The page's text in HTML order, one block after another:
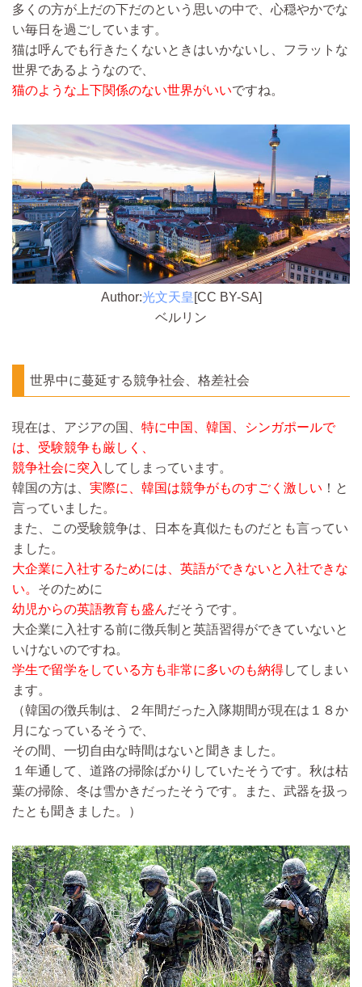
多くの方が上だの下だのという思いの中で、心穏やかでな
い毎日を過ごしています。
猫は呼んでも行きたくないときはいかないし、フラットな
世界であるようなので、
猫のような上下関係のない世界がいいですね。
Author:光文天皇 [CC BY-SA]
ベルリン
世界中に蔓延する競争社会、格差社会
現在は、アジアの国、 特に中国、韓国、シンガポールで
は、受験競争も厳しく、
競争社会に突入 してしまっています。
韓国の方は、 実際に、韓国は競争がものすごく激しい ！と
言っていました。
また、この受験競争は、日本を真似たものだとも言ってい
ました。
大企業に入社するためには、英語ができないと入社できな
い。 そのために
幼児からの英語教育も盛んだそうです。
大企業に入社する前に徴兵制と英語習得ができていないと
いけないのですね。
学生で留学をしている方も非常に多いのも納得してしまい
ます。
（韓国の徴兵制は、２年間だった入隊期間が現在は１８か
月になっているそうで、
その間、一切自由な時間はないと聞きました。
１年通して、道路の掃除ばかりしていたそうです。秋は枯
葉の掃除、冬は雪かきだったそうです。また、武器を扱っ
たとも聞きました。）